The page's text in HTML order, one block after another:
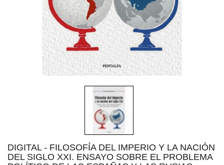
DIGITAL - FILOSOFÍA DEL IMPERIO Y LA NACIÓN
DEL SIGLO XXI. ENSAYO SOBRE EL PROBLEMA